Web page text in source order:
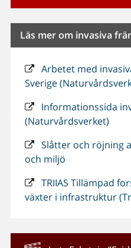
Läs mer om invasiva
Arbetet med
Sverige
Informationssida
(Naturvårdsverket)
Slåtter och röjning
och miljö
TRIIAS Tillämpad
växter i infrastruktur